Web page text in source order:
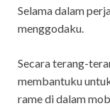
Selama dalam
menggodaku.
Secara terang-
membantuku
rame di dalam